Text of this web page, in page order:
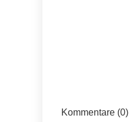
Kommentare (0)